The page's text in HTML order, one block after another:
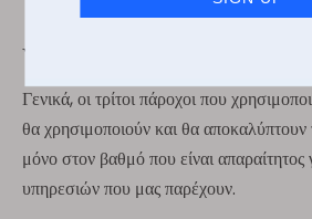
Υπηρεσίες που παρέχονται από
Γενικά, οι τρίτοι πάροχοι που
θα χρησιμοποιούν και θα αποκαλύπτουν
μόνο στον βαθμό που είναι
υπηρεσιών που μας παρέχουν.